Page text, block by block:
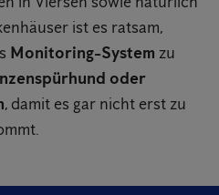
ist es ratsam,
Monitoring-System zu
oder
, damit es gar nicht erst zu